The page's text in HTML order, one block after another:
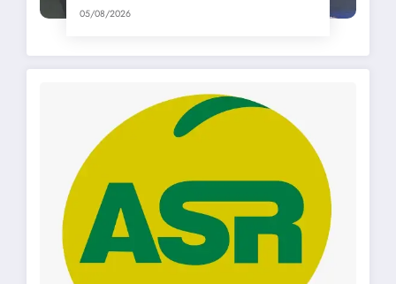
05/08/2026